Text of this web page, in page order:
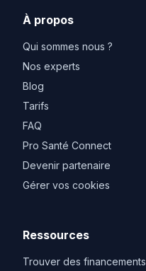
À propos
Qui sommes nous ?
Nos experts
Blog
Tarifs
FAQ
Pro Santé Connect
Devenir partenaire
Gérer vos cookies
Ressources
Trouver des financements